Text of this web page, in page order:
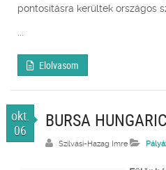
pontosításra kerültek országos
...
Elolvasom
okt.
06
BURSA
Szilvási-Hazag Imre